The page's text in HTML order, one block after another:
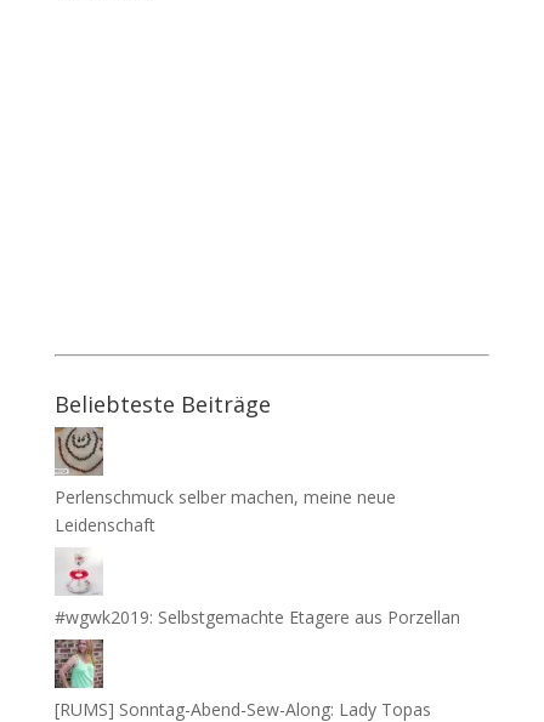
Beliebteste Beiträge
Perlenschmuck selber machen, meine neue
Leidenschaft
#wgwk2019: Selbstgemachte Etagere aus Porzellan
[RUMS] Sonntag-Abend-Sew-Along: Lady Topas